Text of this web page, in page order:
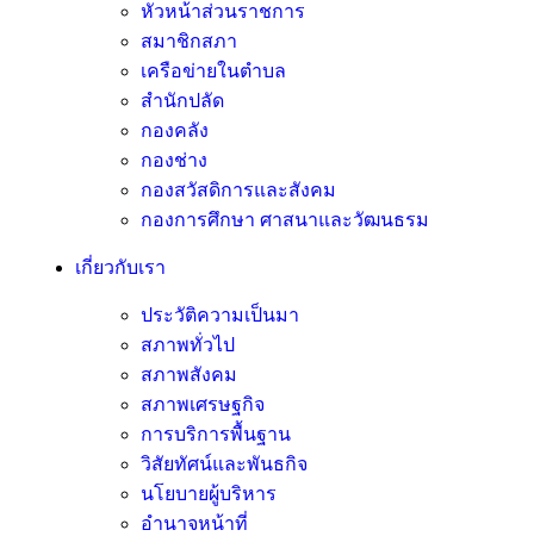
หัวหน้าส่วนราชการ
สมาชิกสภา
เครือข่ายในตำบล
สำนักปลัด
กองคลัง
กองช่าง
กองสวัสดิการและสังคม
กองการศึกษา ศาสนาและวัฒนธรม
เกี่ยวกับเรา
ประวัติความเป็นมา
สภาพทั่วไป
สภาพสังคม
สภาพเศรษฐกิจ
การบริการพื้นฐาน
วิสัยทัศน์และพันธกิจ
นโยบายผู้บริหาร
อํานาจหน้าที่